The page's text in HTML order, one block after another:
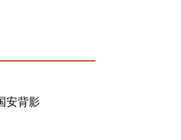
安背影